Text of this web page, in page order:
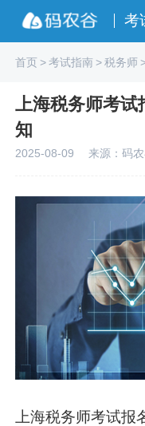
考
首页>考试指南>税务师
上海税务师考试
知
2025-08-09 来源：码
上海税务师考试